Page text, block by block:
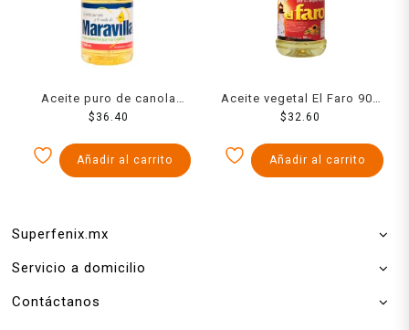
Aceite puro de canola
Maravilla 946 ml
$ 36.40
Añadir al carrito
Aceite vegetal El Faro 900
ml
$ 32.60
Añadir al carrito
Superfenix.mx
Servicio a domicilio
Contáctanos